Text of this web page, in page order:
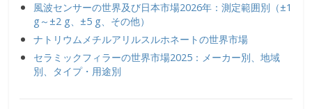
風波センサーの世界及び日本市場2026年：測定範囲別（±1
g～±2 g、±5 g、その他）
ナトリウムメチルアリルスルホネートの世界市場
セラミックフィラーの世界市場2025：メーカー別、地域
別、タイプ・用途別